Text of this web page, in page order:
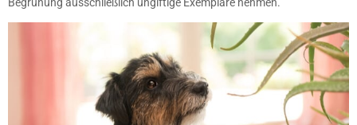
Begrünung ausschließlich ungiftige Exemplare nehmen.